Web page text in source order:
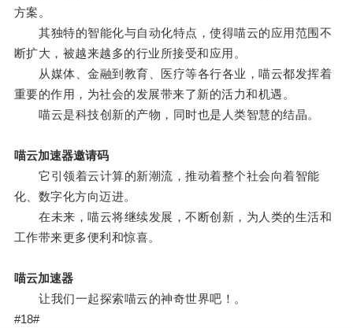
方案。
其独特的智能化与自动化特点，使得喵云的应用范围不
断扩大，被越来越多的行业所接受和应用。
从媒体、金融到教育、医疗等各行各业，喵云都发挥着
重要的作用，为社会的发展带来了新的活力和机遇。
喵云是科技创新的产物，同时也是人类智慧的结晶。
喵云加速器邀请码
它引领着云计算的新潮流，推动着整个社会向着智能
化、数字化方向迈进。
在未来，喵云将继续发展，不断创新，为人类的生活和
工作带来更多便利和惊喜。
喵云加速器
让我们一起探索喵云的神奇世界吧！。
#18#